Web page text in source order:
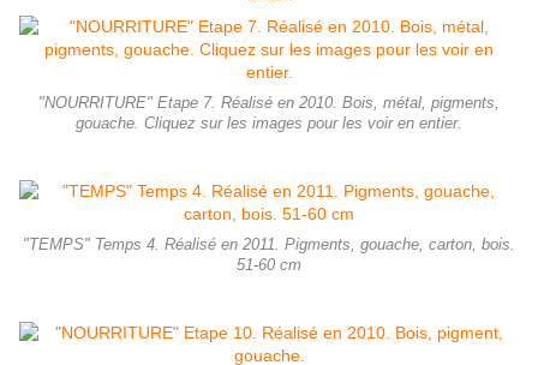
"NOURRITURE" Etape 7. Réalisé en 2010. Bois, métal, pigments,
gouache. Cliquez sur les images pour les voir en entier.
"TEMPS" Temps 4. Réalisé en 2011. Pigments, gouache, carton, bois.
51-60 cm